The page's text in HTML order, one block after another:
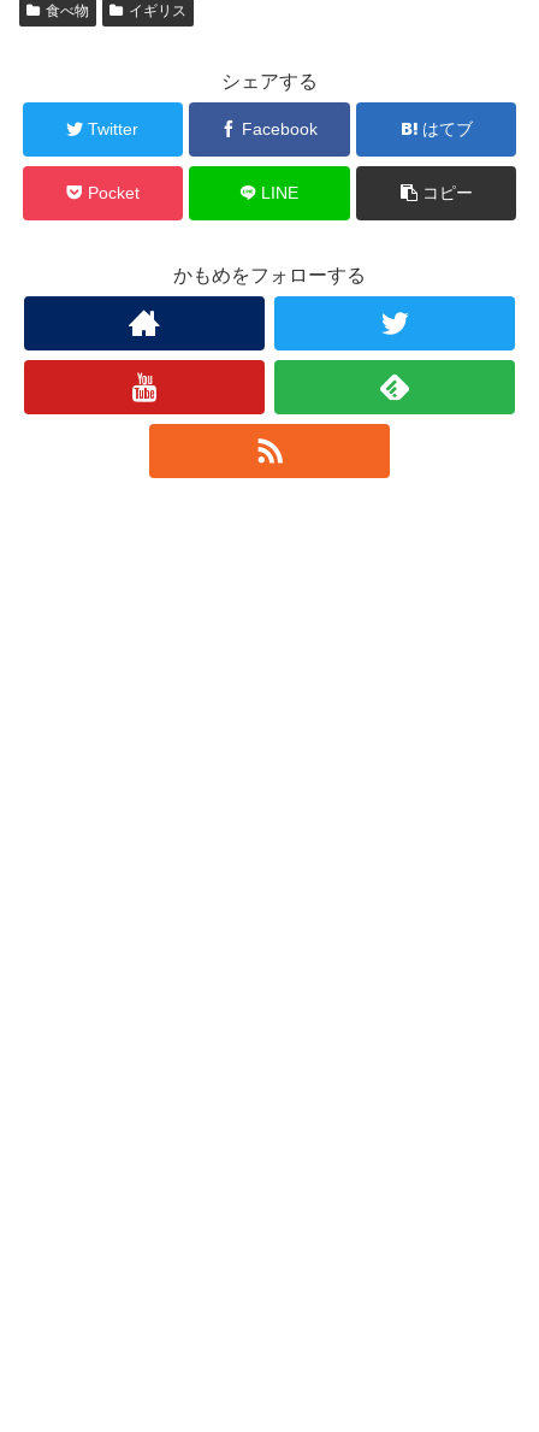
食べ物 イギリス
シェアする
Twitter Facebook はてブ
Pocket LINE コピー
かもめをフォローする